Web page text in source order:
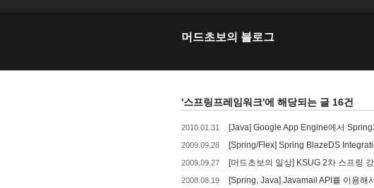
머드초보의 블로그
'스프링프레임워크'에 해당되는 글 16건
2010.01.31 [Java] Google App Engine에서
2009.09.28 [Spring/Flex] Spring BlazeDS
2009.09.27 [머드초보의 일상] KSUG 2차 스프링
2008.08.19 [Spring, Java] Javamail API를 이용